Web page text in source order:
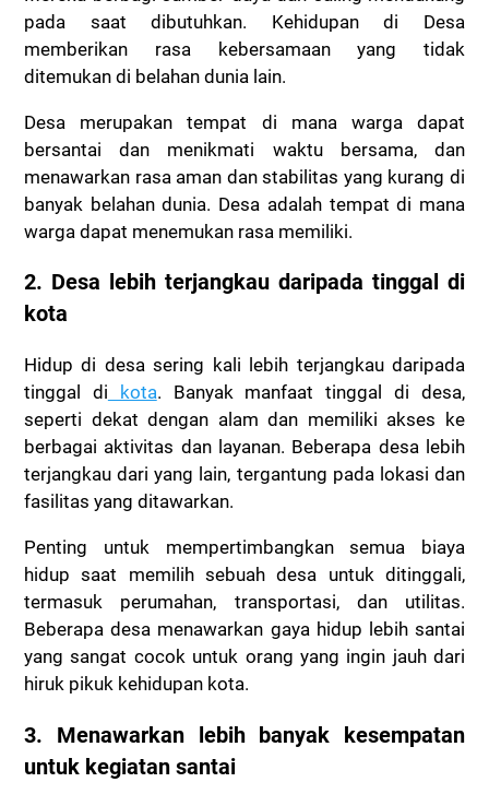
pada saat dibutuhkan. Kehidupan di Desa
memberikan rasa kebersamaan yang tidak
ditemukan di belahan dunia lain.
Desa merupakan tempat di mana warga dapat
bersantai dan menikmati waktu bersama, dan
menawarkan rasa aman dan stabilitas yang kurang di
banyak belahan dunia. Desa adalah tempat di mana
warga dapat menemukan rasa memiliki.
2. Desa lebih terjangkau daripada tinggal di
kota
Hidup di desa sering kali lebih terjangkau daripada
tinggal di kota. Banyak manfaat tinggal di desa,
seperti dekat dengan alam dan memiliki akses ke
berbagai aktivitas dan layanan. Beberapa desa lebih
terjangkau dari yang lain, tergantung pada lokasi dan
fasilitas yang ditawarkan.
Penting untuk mempertimbangkan semua biaya
hidup saat memilih sebuah desa untuk ditinggali,
termasuk perumahan, transportasi, dan utilitas.
Beberapa desa menawarkan gaya hidup lebih santai
yang sangat cocok untuk orang yang ingin jauh dari
hiruk pikuk kehidupan kota.
3. Menawarkan lebih banyak kesempatan
untuk kegiatan santai